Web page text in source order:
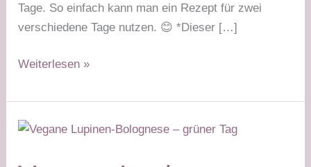
Tage. So einfach kann man ein Rezept für zwei
verschiedene Tage nutzen. 😊 *Dieser […]
Fisch-
–
weißer
Weiterlesen »